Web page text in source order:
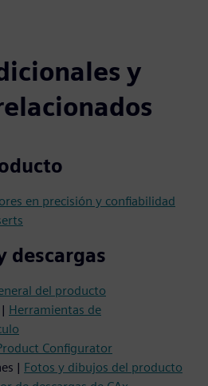
y
en precisión y confiabilidad
descargas
del producto
Herramientas de
Configurator
| Fotos y dibujos del producto